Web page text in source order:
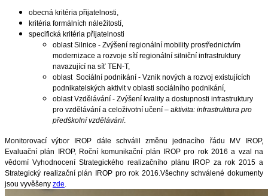
obecná kritéria přijatelnosti,
kritéria formálních náležitostí,
specifická kritéria přijatelnosti
oblast Silnice - Zvýšení regionální mobility prostřednictvím
modernizace a rozvoje sítí regionální silniční infrastruktury
navazující na síť TEN-T,
oblast Sociální podnikání - Vznik nových a rozvoj existujících
podnikatelských aktivit v oblasti sociálního podnikání,
oblast Vzdělávání - Zvýšení kvality a dostupnosti infrastruktury
pro vzdělávání a celoživotní učení – aktivita: infrastruktura pro
předškolní vzdělávání.
Monitorovací výbor IROP dále schválil změnu jednacího řádu MV IROP,
Evaluační plán IROP, Roční komunikační plán IROP pro rok 2016 a vzal na
vědomí Vyhodnocení Strategického realizačního plánu IROP za rok 2015 a
Strategický realizační plán IROP pro rok 2016.Všechny schválené dokumenty
jsou vyvěšeny zde.